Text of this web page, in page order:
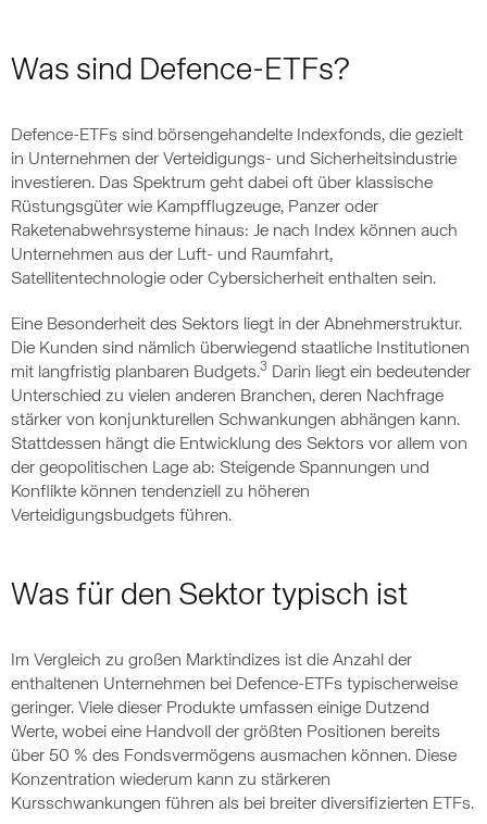
Was sind Defence-ETFs?
Defence-ETFs sind börsengehandelte Indexfonds, die gezielt
in Unternehmen der Verteidigungs- und Sicherheitsindustrie
investieren. Das Spektrum geht dabei oft über klassische
Rüstungsgüter wie Kampfflugzeuge, Panzer oder
Raketenabwehrsysteme hinaus: Je nach Index können auch
Unternehmen aus der Luft- und Raumfahrt,
Satellitentechnologie oder Cybersicherheit enthalten sein.
Eine Besonderheit des Sektors liegt in der Abnehmerstruktur.
Die Kunden sind nämlich überwiegend staatliche Institutionen
mit langfristig planbaren Budgets.3 Darin liegt ein bedeutender
Unterschied zu vielen anderen Branchen, deren Nachfrage
stärker von konjunkturellen Schwankungen abhängen kann.
Stattdessen hängt die Entwicklung des Sektors vor allem von
der geopolitischen Lage ab: Steigende Spannungen und
Konflikte können tendenziell zu höheren
Verteidigungsbudgets führen.
Was für den Sektor typisch ist
Im Vergleich zu großen Marktindizes ist die Anzahl der
enthaltenen Unternehmen bei Defence-ETFs typischerweise
geringer. Viele dieser Produkte umfassen einige Dutzend
Werte, wobei eine Handvoll der größten Positionen bereits
über 50 % des Fondsvermögens ausmachen können. Diese
Konzentration wiederum kann zu stärkeren
Kursschwankungen führen als bei breiter diversifizierten ETFs.